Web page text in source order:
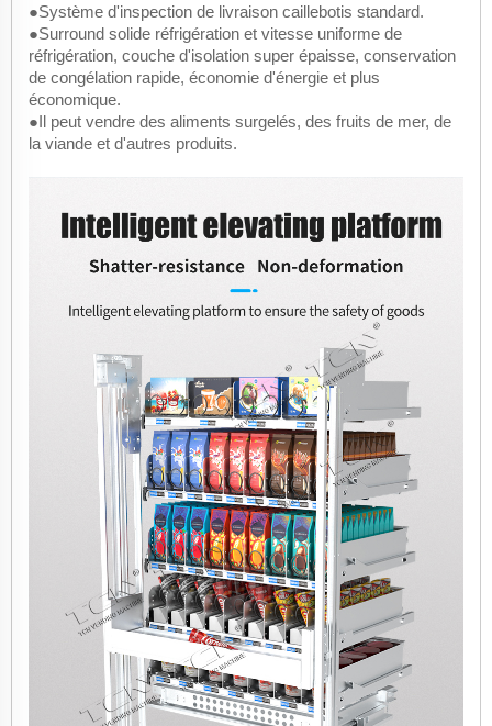
●Système d'inspection de livraison caillebotis standard.
●Surround solide réfrigération et vitesse uniforme de
réfrigération, couche d'isolation super épaisse, conservation
de congélation rapide, économie d'énergie et plus
économique.
●Il peut vendre des aliments surgelés, des fruits de mer, de
la viande et d'autres produits.